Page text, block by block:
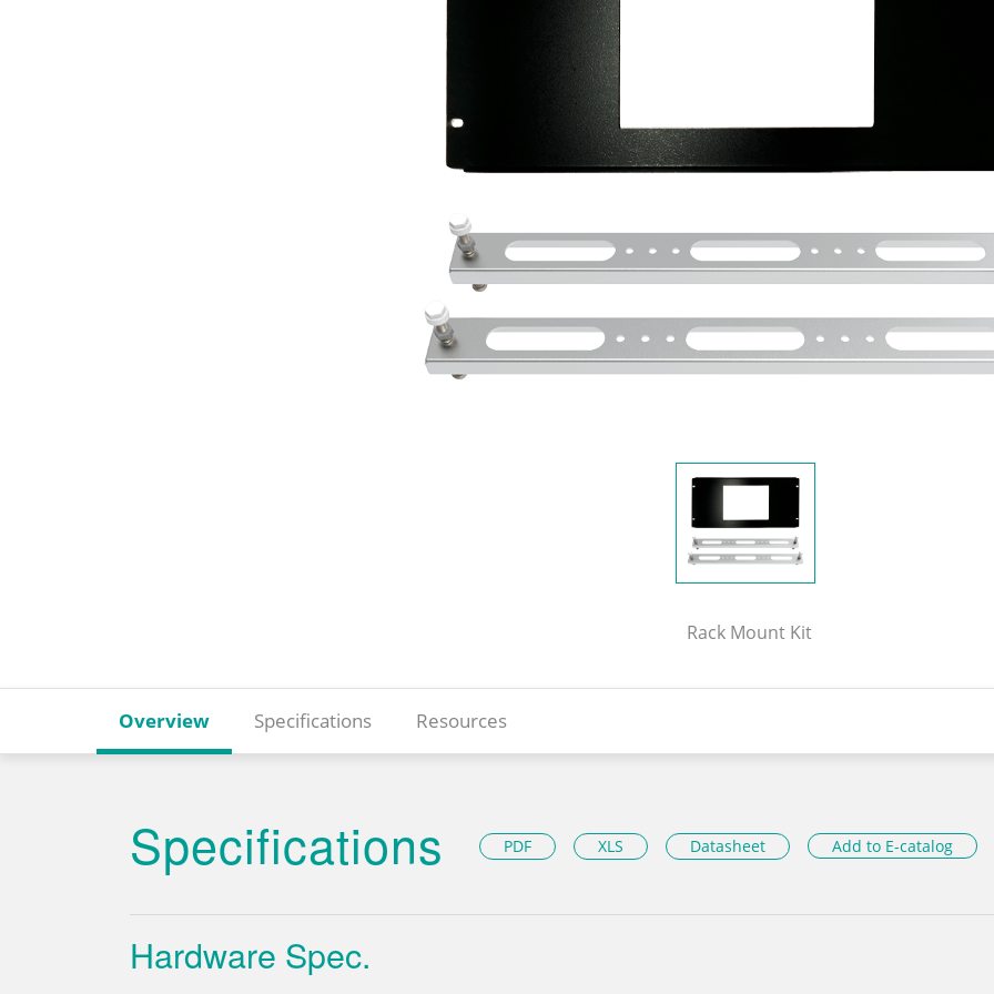
Rack Mount Kit
Overview Specifications Resources
Specifications PDF XLS Datasheet Add to E-catalog
Hardware Spec.